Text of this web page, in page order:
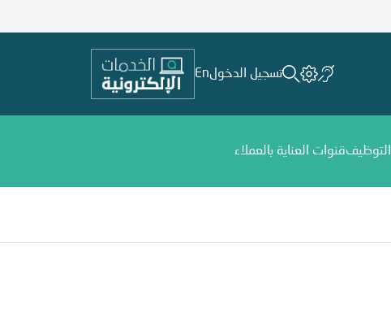
تسجيل الدخولEn
التوظيفقنوات العناية بالعملاء